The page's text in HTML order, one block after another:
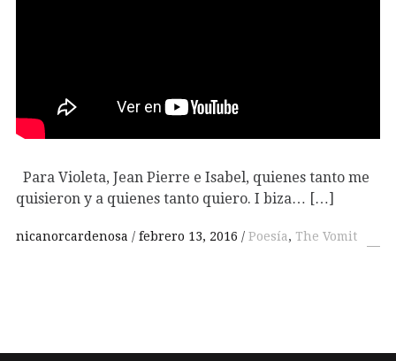
Para Violeta, Jean Pierre e Isabel, quienes tanto me
quisieron y a quienes tanto quiero. I biza… […]
nicanorcardenosa febrero 13, 2016 Poesía, The Vomit